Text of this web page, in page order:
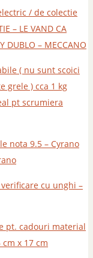
/ de colectie
– LE VAND CA
DUBLO – MECCANO
( nu sunt scoici
grele ) cca 1 kg
pt scrumiera
nota 9.5 – Cyrano
verificare cu unghi –
pt. cadouri material
x 17 cm